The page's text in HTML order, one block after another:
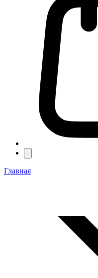
Главная